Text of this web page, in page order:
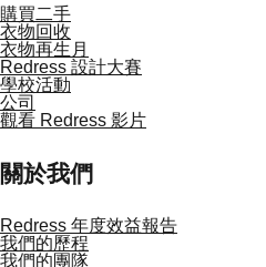
購買二手
衣物回收
衣物再生月
Redress 設計大賽
學校活動
公司
觀看 Redress 影片
關於我們
Redress 年度效益報告
我們的歷程
我們的團隊